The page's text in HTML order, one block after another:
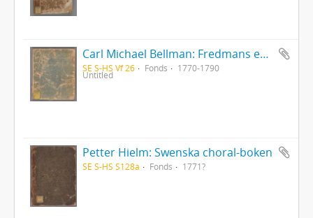
Carl Michael Bellman: Fredmans epistlar [Nechers ex.]. Ep. 1-50
SE S-HS Vf 26 Fonds 1770-1790
Untitled
Petter Hielm: Swenska choral-boken
SE S-HS S128a Fonds 1771?